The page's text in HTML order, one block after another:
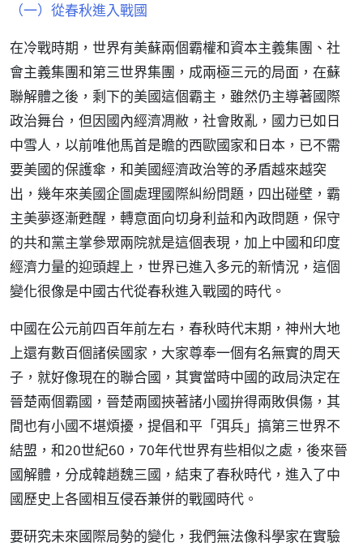
（一）從春秋進入戰國
在冷戰時期，世界有美蘇兩個霸權和資本主義集團、社
會主義集團和第三世界集團，成兩極三元的局面，在蘇
聯解體之後，剩下的美國這個霸主，雖然仍主導著國際
政治舞台，但因國內經濟凋敝，社會敗亂，國力已如日
中雪人，以前唯他馬首是瞻的西歐國家和日本，已不需
要美國的保護傘，和美國經濟政治等的矛盾越來越突
出，幾年來美國企圖處理國際糾紛問題，四出碰壁，霸
主美夢逐漸甦醒，轉意面向切身利益和內政問題，保守
的共和黨主掌參眾兩院就是這個表現，加上中國和印度
經濟力量的迎頭趕上，世界已進入多元的新情況，這個
變化很像是中國古代從春秋進入戰國的時代。
中國在公元前四百年前左右，春秋時代末期，神州大地
上還有數百個諸侯國家，大家尊奉一個有名無實的周天
子，就好像現在的聯合國，其實當時中國的政局決定在
晉楚兩個霸國，晉楚兩國挾著諸小國拚得兩敗俱傷，其
間也有小國不堪煩擾，提倡和平「弭兵」搞第三世界不
結盟，和20世紀60，70年代世界有些相似之處，後來晉
國解體，分成韓趙魏三國，結束了春秋時代，進入了中
國歷史上各國相互侵吞兼併的戰國時代。
要研究未來國際局勢的變化，我們無法像科學家在實驗